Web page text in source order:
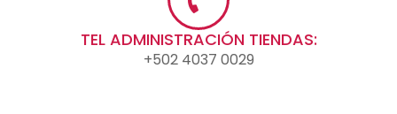
TEL ADMINISTRACIÓN TIENDAS:
+502 4037 0029